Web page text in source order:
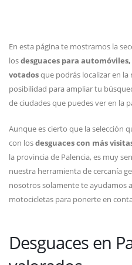
En esta página te mostramos la
losdesguaces para
votadosque podrás localizar en
posibilidad para ampliar tu
de ciudades que puedes ver en la
Aunque es cierto que la selección
con losdesguaces con más
la provincia de Palencia, es muy
nuestra herramienta de cercanía
nosotros solamente te ayudamos
motocicletas para ponerte en
Desguaces en